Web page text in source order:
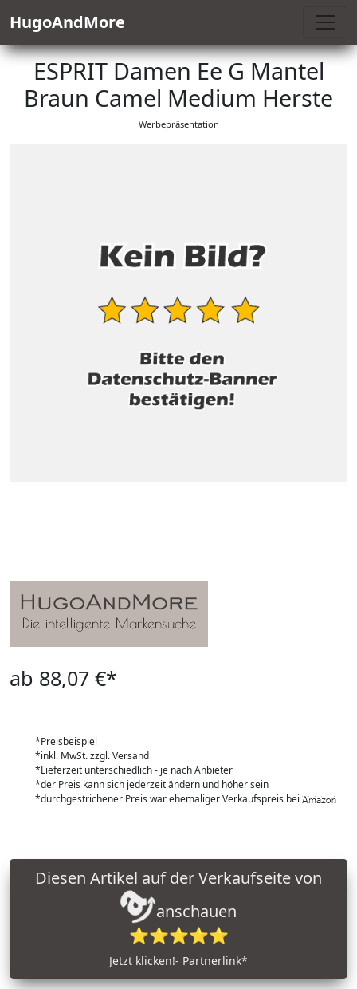
HugoAndMore
ESPRIT Damen Ee G Mantel
Braun Camel Medium Herste
Werbepräsentation
ab 88,07 €*
*Preisbeispiel
*inkl. MwSt. zzgl. Versand
*Lieferzeit unterschiedlich - je nach Anbieter
*der Preis kann sich jederzeit ändern und höher sein
*durchgestrichener Preis war ehemaliger Verkaufspreis bei
anschauen
⭐⭐⭐⭐⭐
Jetzt klicken!- Partnerlink*